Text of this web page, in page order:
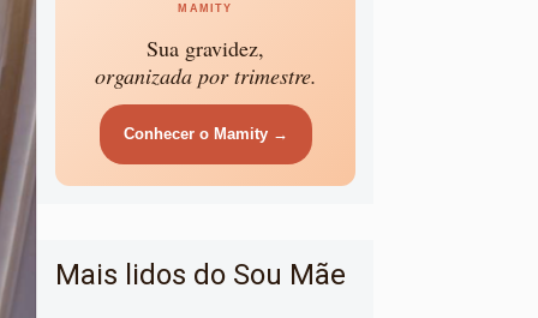
MAMITY
Sua gravidez,
organizada por trimestre.
Conhecer o Mamity →
Mais lidos do Sou Mãe